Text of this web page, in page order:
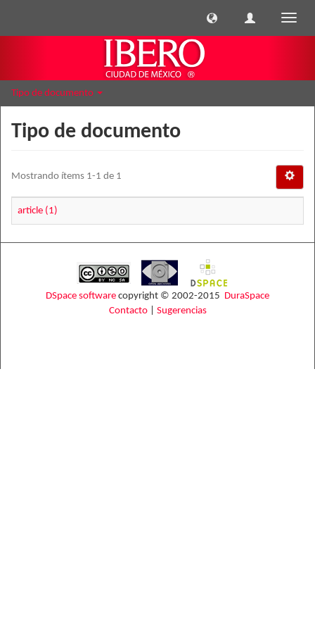
Tipo de documento
Tipo de documento
Mostrando ítems 1-1 de 1
article (1)
DSpace software copyright © 2002-2015 DuraSpace
Contacto| Sugerencias